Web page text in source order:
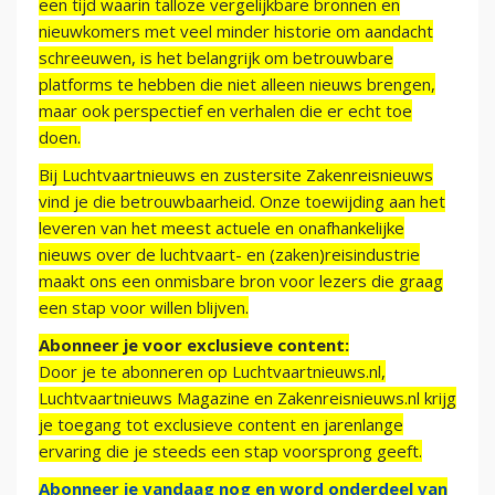
een tijd waarin talloze vergelijkbare bronnen en
nieuwkomers met veel minder historie om aandacht
schreeuwen, is het belangrijk om betrouwbare
platforms te hebben die niet alleen nieuws brengen,
maar ook perspectief en verhalen die er echt toe
doen.
Bij Luchtvaartnieuws en zustersite Zakenreisnieuws
vind je die betrouwbaarheid. Onze toewijding aan het
leveren van het meest actuele en onafhankelijke
nieuws over de luchtvaart- en (zaken)reisindustrie
maakt ons een onmisbare bron voor lezers die graag
een stap voor willen blijven.
Abonneer je voor exclusieve content:
Door je te abonneren op Luchtvaartnieuws.nl,
Luchtvaartnieuws Magazine en Zakenreisnieuws.nl krijg
je toegang tot exclusieve content en jarenlange
ervaring die je steeds een stap voorsprong geeft.
Abonneer je vandaag nog en word onderdeel van